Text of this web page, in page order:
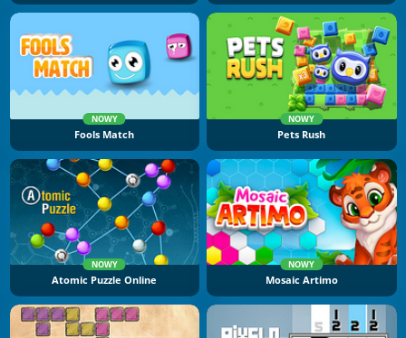
NOWY
Fools Match
NOWY
Pets Rush
NOWY
Atomic Puzzle Online
NOWY
Mosaic Artimo